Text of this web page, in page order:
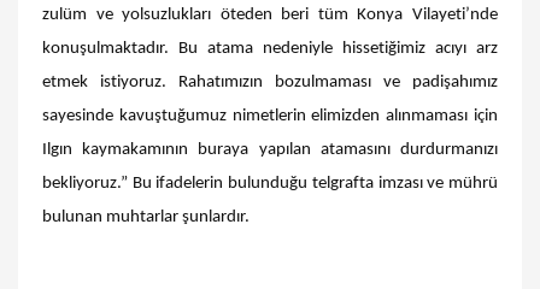
zulüm ve yolsuzlukları öteden beri tüm Konya Vilayeti’nde
konuşulmaktadır. Bu atama nedeniyle hissetiğimiz acıyı arz
etmek istiyoruz. Rahatımızın bozulmaması ve padişahımız
sayesinde kavuştuğumuz nimetlerin elimizden alınmaması için
Ilgın kaymakamının buraya yapılan atamasını durdurmanızı
bekliyoruz.” Bu ifadelerin bulunduğu telgrafta imzası ve mührü
bulunan muhtarlar şunlardır.